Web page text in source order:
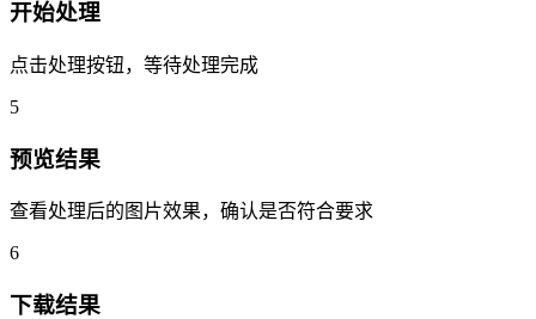
开始处理
点击处理按钮，等待处理完成
5
预览结果
查看处理后的图片效果，确认是否符合要求
6
下载结果